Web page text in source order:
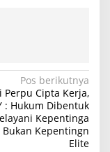
Pos berikutnya
Perpu Cipta Kerja,
: Hukum Dibentuk
Kepentinga
Bukan Kepentingn
Elite